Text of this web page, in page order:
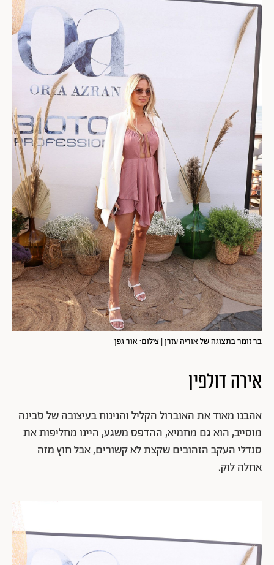
בר זומר בתצוגה של אוריה עזרן | צילום: אור גפן
אירה דולפין
אהבנו מאוד את האוברול הקליל והנינוח בעיצובה של סבינה
מוסייב, הוא גם מחמיא, ההדפס משגע, היינו מחליפות את
סנדלי העקב הזהובים שקצת לא קשורים, אבל חוץ מזה
אחלה לוק.